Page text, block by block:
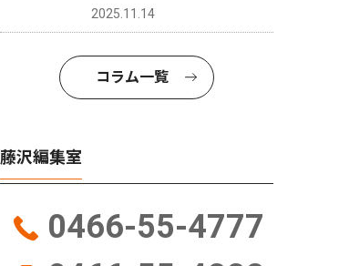
2025.11.14
コラム一覧
藤沢編集室
0466-55-4777